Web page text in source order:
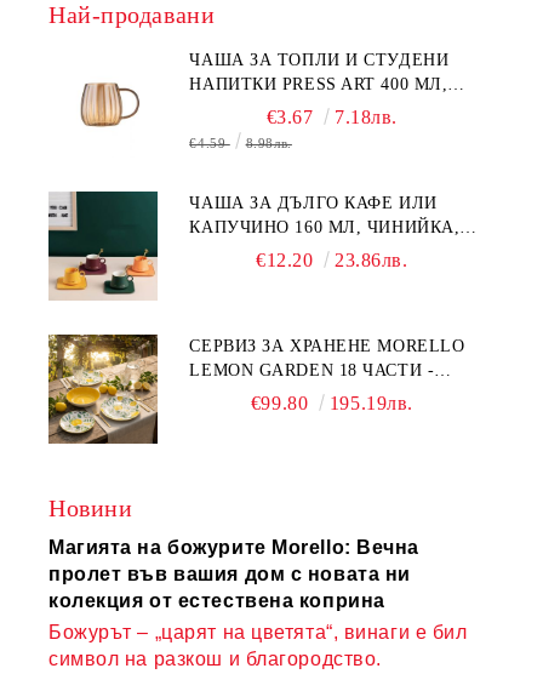
Най-продавани
ЧАША ЗА ТОПЛИ И СТУДЕНИ
НАПИТКИ PRESS ART 400 МЛ,
БОРОСИЛИКАТНО СТЪКЛО
€3.67 7.18лв.
€4.59 8.98лв.
ЧАША ЗА ДЪЛГО КАФЕ ИЛИ
КАПУЧИНО 160 МЛ, ЧИНИЙКА,
ЛЪЖИЧКА GREEN, ORANGE LOVE
€12.20 23.86лв.
СЕРВИЗ ЗА ХРАНЕНЕ MORELLO
LEMON GARDEN 18 ЧАСТИ -
ПОРЦЕЛАН€99.80 195.19лв.
Новини
Магията на божурите Morello: Вечна
пролет във вашия дом с новата ни
колекция от естествена коприна
Божурът – „царят на цветята“, винаги е бил
символ на разкош и благородство.